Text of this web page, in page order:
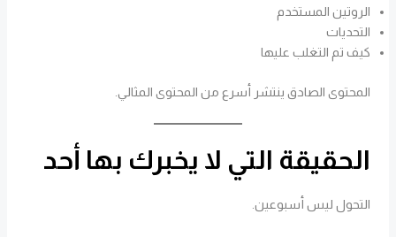
الروتين المستخدم
التحديات
كيف تم التغلب عليها
المحتوى الصادق ينتشر أسرع من المحتوى المثالي.
الحقيقة التي لا يخبرك بها أحد
التحول ليس أسبوعين.